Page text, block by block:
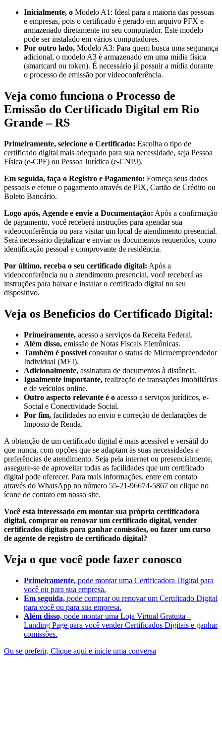
Inicialmente, o Modelo A1: Ideal para a maioria das pessoas
e empresas, pois o certificado é gerado em arquivo PFX e
armazenado diretamente no seu computador. Este modelo
pode ser instalado em vários computadores.
Por outro lado, Modelo A3: Para quem busca uma segurança
adicional, o modelo A3 é armazenado em uma mídia física
(smartcard ou token). É necessário já possuir a mídia durante
o processo de emissão por videoconferência.
Veja como funciona o Processo de
Emissão do Certificado Digital em Rio
Grande – RS
Primeiramente, selecione o Certificado: Escolha o tipo de
certificado digital mais adequado para sua necessidade, seja Pessoa
Física (e-CPF) ou Pessoa Jurídica (e-CNPJ).
Em seguida, faça o Registro e Pagamento: Forneça seus dados
pessoais e efetue o pagamento através de PIX, Cartão de Crédito ou
Boleto Bancário.
Logo após, Agende e envie a Documentação: Após a confirmação
de pagamento, você receberá instruções para agendar sua
videoconferência ou para visitar um local de atendimento presencial.
Será necessário digitalizar e enviar os documentos requeridos, como
identificação pessoal e comprovante de residência.
Por último, receba o seu certificado digital: Após a
videoconferência ou o atendimento presencial, você receberá as
instruções para baixar e instalar o certificado digital no seu
dispositivo.
Veja os Benefícios do Certificado Digital:
Primeiramente, acesso a serviços da Receita Federal.
Além disso, emissão de Notas Fiscais Eletrônicas.
Também é possível consultar o status de Microempreendedor
Individual (MEI).
Adicionalmente, assinatura de documentos à distância.
Igualmente importante, realização de transações imobiliárias
e de veículos online.
Outro aspecto relevante é o acesso a serviços jurídicos, e-
Social e Conectividade Social.
Por fim, facilidades no envio e correção de declarações de
Imposto de Renda.
A obtenção de um certificado digital é mais acessível e versátil do
que nunca, com opções que se adaptam às suas necessidades e
preferências de atendimento. Seja pela internet ou presencialmente,
assegure-se de aproveitar todas as facilidades que um certificado
digital pode oferecer. Para mais informações, entre em contato
através do WhatsApp no número 55-21-96674-5867 ou clique no
ícone de contato em nosso site.
Você está interessado em montar sua própria certificadora
digital, comprar ou renovar um certificado digital, vender
certificados digitais para ganhar comissões, ou fazer um curso
de agente de registro de certificado digital?
Veja o que você pode fazer conosco
Primeiramente, pode montar uma Certificadora Digital para
você ou para sua empresa.
Em seguida, pode comprar ou renovar um Certificado Digital
para você ou para sua empresa.
Além disso, pode montar uma Loja Virtual Gratuita –
Landing Page para você vender Certificados Digitais e ganhar
comissões.
Ou se preferir, Clique aqui e inicie uma conversa